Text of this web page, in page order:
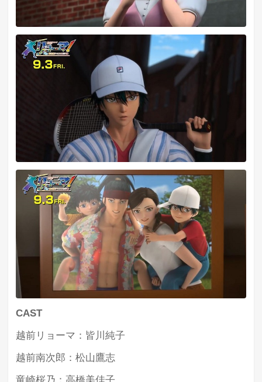
CAST
越前リョーマ：皆川純子
越前南次郎：松山鷹志